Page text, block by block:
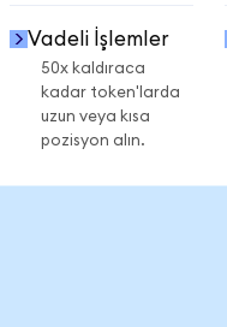
Vadeli İşlemler
50x kaldıraca
kadar token'larda
uzun veya kısa
pozisyon alın.